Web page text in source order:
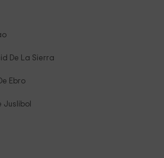
De La Sierra
Ebro
Juslibol